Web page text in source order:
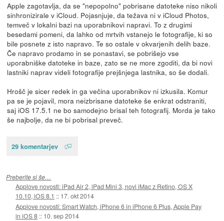
Apple zagotavlja, da se "nepopolno" pobrisane datoteke niso nikoli
sinhronizirale v iCloud. Pojasnjuje, da težava ni v iCloud Photos,
temveč v lokalni bazi na uporabnikovi napravi. To z drugimi
besedami pomeni, da lahko od mrtvih vstanejo le fotografije, ki so
bile posnete z isto napravo. Te so ostale v okvarjenih delih baze.
Če napravo prodamo in se ponastavi, se pobrišejo vse
uporabniške datoteke in baze, zato se ne more zgoditi, da bi novi
lastniki naprav videli fotografije prejšnjega lastnika, so še dodali.
Hrošč je sicer redek in ga večina uporabnikov ni izkusila. Komur
pa se je pojavil, mora neizbrisane datoteke še enkrat odstraniti,
saj iOS 17.5.1 ne bo samodejno brisal teh fotografij. Morda je tako
še najbolje, da ne bi pobrisal preveč.
29 komentarjev
Preberite si še…
Applove novosti: iPad Air 2, iPad Mini 3, novi iMac z Retino, OS X
10.10, iOS 8.1 :: 17. okt 2014
Applove novosti: Smart Watch, iPhone 6 in iPhone 6 Plus, Apple Pay
in iOS 8 :: 10. sep 2014